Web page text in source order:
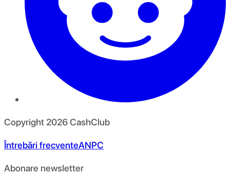
Copyright 2026CashClub
Întrebări frecventeANPC
Abonare newsletter